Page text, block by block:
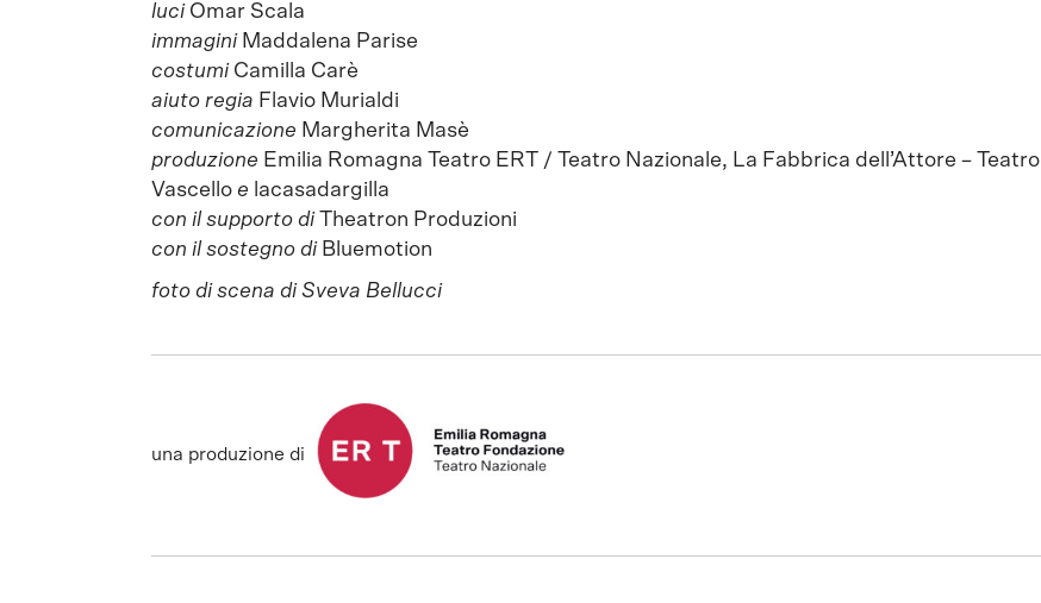
luci Omar Scala
immagini Maddalena Parise
costumi Camilla Carè
aiuto regia Flavio Murialdi
comunicazione Margherita Masè
produzione Emilia Romagna Teatro ERT / Teatro Nazionale, La Fabbrica dell’Attore – Teatro
Vascello e lacasadargilla
con il supporto di
Theatron Produzioni
con il sostegno di Bluemotion
foto di scena di Sveva Bellucci
una produzione di